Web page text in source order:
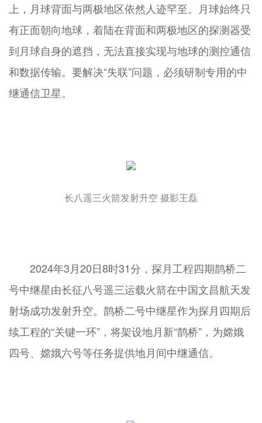
上，月球背面与两极地区依然人迹罕至。月球始终只
有正面朝向地球，着陆在背面和两极地区的探测器受
到月球自身的遮挡，无法直接实现与地球的测控通信
和数据传输。要解决“失联”问题，必须研制专用的中
继通信卫星。
长八遥三火箭发射升空 摄影王磊
2024年3月20日8时31分，探月工程四期鹊桥二
号中继星由长征八号遥三运载火箭在中国文昌航天发
射场成功发射升空。鹊桥二号中继星作为探月四期后
续工程的“关键一环”，将架设地月新“鹊桥”，为嫦娥
四号、嫦娥六号等任务提供地月间中继通信。